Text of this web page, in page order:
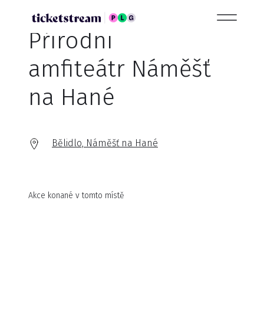
Přírodní
amfiteátr Náměšť
na Hané
Bělidlo, Náměšť na Hané
Akce konané v tomto místě